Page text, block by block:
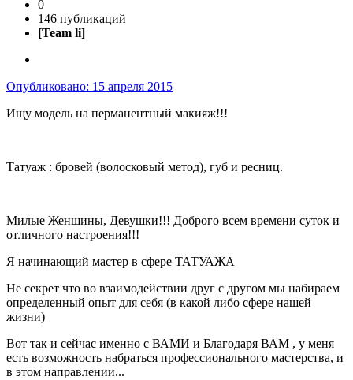
0
146 публикаций
[Team li]
Опубликовано: 15 апреля 2015
Ищу модель на перманентный макияж!!!
Татуаж : бровей (волосковый метод), губ и ресниц.
Милые Женщины, Девушки!!! Доброго всем времени суток и
отличного настроения!!!
Я начинающий мастер в сфере ТАТУАЖА
Не секрет что во взаимодействии друг с другом мы набираем
определенный опыт для себя (в какой либо сфере нашей
жизни)
Вот так и сейчас именно с ВАМИ и Благодаря ВАМ , у меня
есть возможность набраться профессионального мастерства, и
в этом направлении...